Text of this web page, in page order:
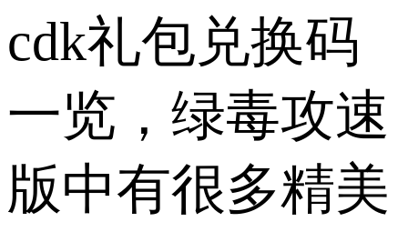
cdk礼包兑换码
一览，绿毒攻速
版中有很多精美